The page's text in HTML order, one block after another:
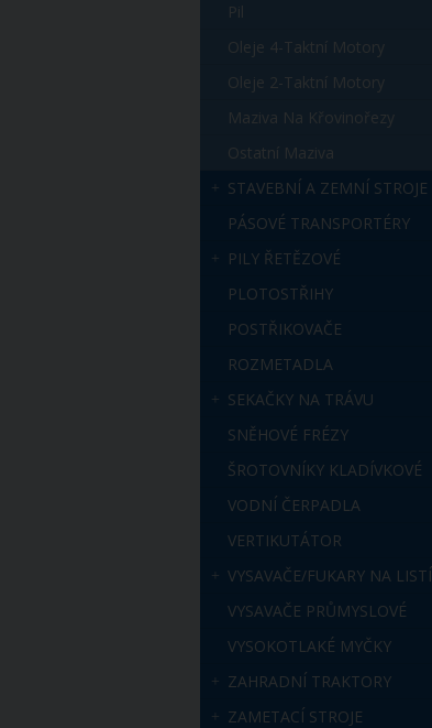
Pil
Oleje 4-Taktní Motory
Oleje 2-Taktní Motory
Maziva Na Křovinořezy
Ostatní Maziva
STAVEBNÍ A ZEMNÍ STROJE
PÁSOVÉ TRANSPORTÉRY
PILY ŘETĚZOVÉ
PLOTOSTŘIHY
POSTŘIKOVAČE
ROZMETADLA
SEKAČKY NA TRÁVU
SNĚHOVÉ FRÉZY
ŠROTOVNÍKY KLADÍVKOVÉ
VODNÍ ČERPADLA
VERTIKUTÁTOR
VYSAVAČE/FUKARY NA LISTÍ
VYSAVAČE PRŮMYSLOVÉ
VYSOKOTLAKÉ MYČKY
ZAHRADNÍ TRAKTORY
ZAMETACÍ STROJE